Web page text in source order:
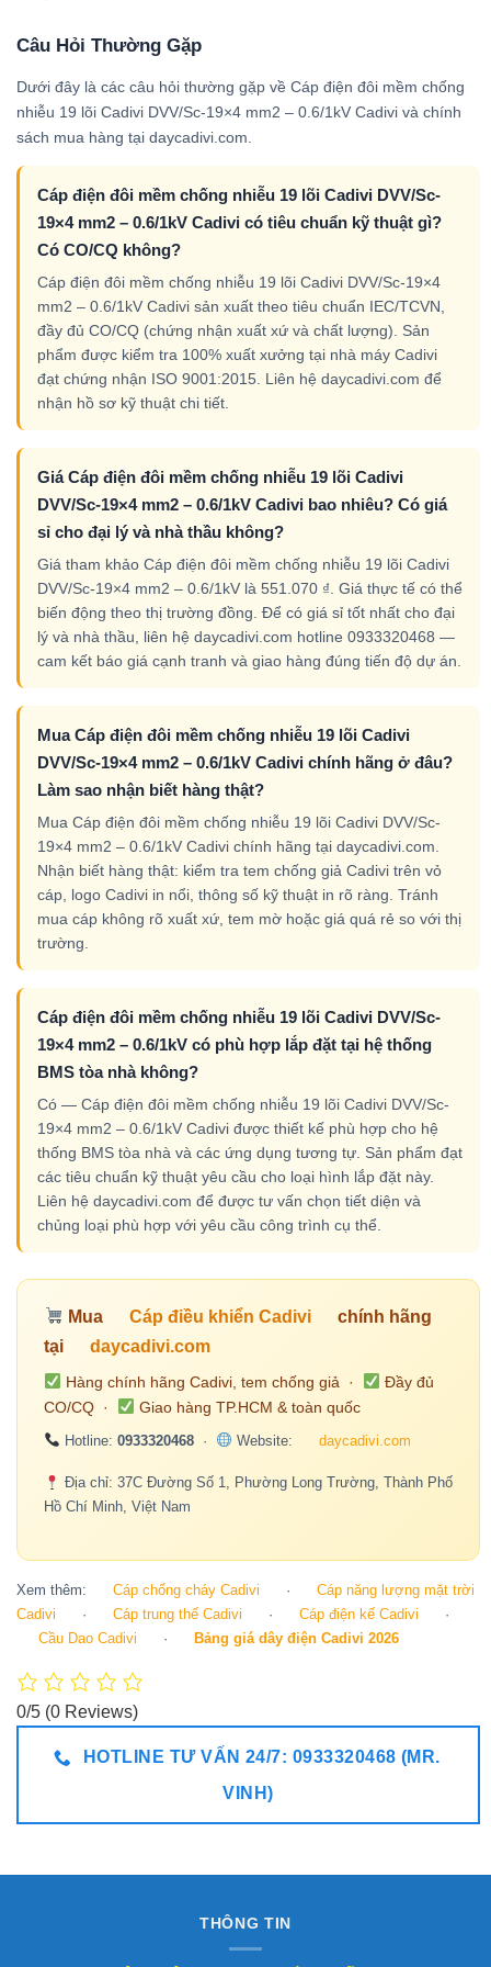
Câu Hỏi Thường Gặp
Dưới đây là các câu hỏi thường gặp về Cáp điện đôi mềm chống
nhiễu 19 lõi Cadivi DVV/Sc-19×4 mm2 – 0.6/1kV Cadivi và chính
sách mua hàng tại daycadivi.com.
Cáp điện đôi mềm chống nhiễu 19 lõi Cadivi DVV/Sc-
19×4 mm2 – 0.6/1kV Cadivi có tiêu chuẩn kỹ thuật gì?
Có CO/CQ không?
Cáp điện đôi mềm chống nhiễu 19 lõi Cadivi DVV/Sc-19×4
mm2 – 0.6/1kV Cadivi sản xuất theo tiêu chuẩn IEC/TCVN,
đầy đủ CO/CQ (chứng nhận xuất xứ và chất lượng). Sản
phẩm được kiểm tra 100% xuất xưởng tại nhà máy Cadivi
đạt chứng nhận ISO 9001:2015. Liên hệ daycadivi.com để
nhận hồ sơ kỹ thuật chi tiết.
Giá Cáp điện đôi mềm chống nhiễu 19 lõi Cadivi
DVV/Sc-19×4 mm2 – 0.6/1kV Cadivi bao nhiêu? Có giá
sỉ cho đại lý và nhà thầu không?
Giá tham khảo Cáp điện đôi mềm chống nhiễu 19 lõi Cadivi
DVV/Sc-19×4 mm2 – 0.6/1kV là 551.070 ₫. Giá thực tế có thể
biến động theo thị trường đồng. Để có giá sỉ tốt nhất cho đại
lý và nhà thầu, liên hệ daycadivi.com hotline 0933320468 —
cam kết báo giá cạnh tranh và giao hàng đúng tiến độ dự án.
Mua Cáp điện đôi mềm chống nhiễu 19 lõi Cadivi
DVV/Sc-19×4 mm2 – 0.6/1kV Cadivi chính hãng ở đâu?
Làm sao nhận biết hàng thật?
Mua Cáp điện đôi mềm chống nhiễu 19 lõi Cadivi DVV/Sc-
19×4 mm2 – 0.6/1kV Cadivi chính hãng tại daycadivi.com.
Nhận biết hàng thật: kiểm tra tem chống giả Cadivi trên vỏ
cáp, logo Cadivi in nổi, thông số kỹ thuật in rõ ràng. Tránh
mua cáp không rõ xuất xứ, tem mờ hoặc giá quá rẻ so với thị
trường.
Cáp điện đôi mềm chống nhiễu 19 lõi Cadivi DVV/Sc-
19×4 mm2 – 0.6/1kV có phù hợp lắp đặt tại hệ thống
BMS tòa nhà không?
Có — Cáp điện đôi mềm chống nhiễu 19 lõi Cadivi DVV/Sc-
19×4 mm2 – 0.6/1kV Cadivi được thiết kế phù hợp cho hệ
thống BMS tòa nhà và các ứng dụng tương tự. Sản phẩm đạt
các tiêu chuẩn kỹ thuật yêu cầu cho loại hình lắp đặt này.
Liên hệ daycadivi.com để được tư vấn chọn tiết diện và
chủng loại phù hợp với yêu cầu công trình cụ thể.
Mua Cáp điều khiển Cadivi
chính hãng
tại
daycadivi.com
Hàng chính hãng Cadivi, tem chống giả ·
Đầy đủ
CO/CQ ·
Giao hàng TP.HCM & toàn quốc
Hotline: 0933320468· Website: daycadivi.com
Địa chỉ: 37C Đường Số 1, Phường Long Trường, Thành Phố
Hồ Chí Minh, Việt Nam
Xem thêm: Cáp chống cháy Cadivi ·
Cáp năng lượng mặt trời
Cadivi
· Cáp trung thế Cadivi · Cáp điện kế Cadivi
·
Cầu Dao Cadivi
· Bảng giá dây điện Cadivi 2026
0/5 (0 Reviews)
HOTLINE TƯ VẤN 24/7: 0933320468 (MR.
VINH)
THÔNG TIN